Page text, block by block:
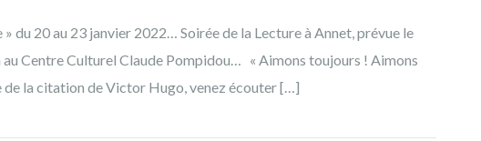
du 20 au 23 janvier 2022… Soirée de la Lecture à Annet, prévue le
Centre Culturel Claude Pompidou… « Aimons toujours ! Aimons
la citation de Victor Hugo, venez écouter […]